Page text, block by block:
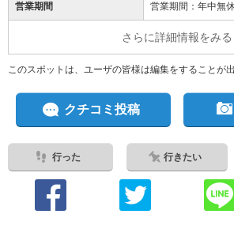
営業期間 営業期間：年中無
さらに詳細情報をみる
このスポットは、ユーザの皆様は編集をすることが出
クチコミ投稿
行った 行きたい